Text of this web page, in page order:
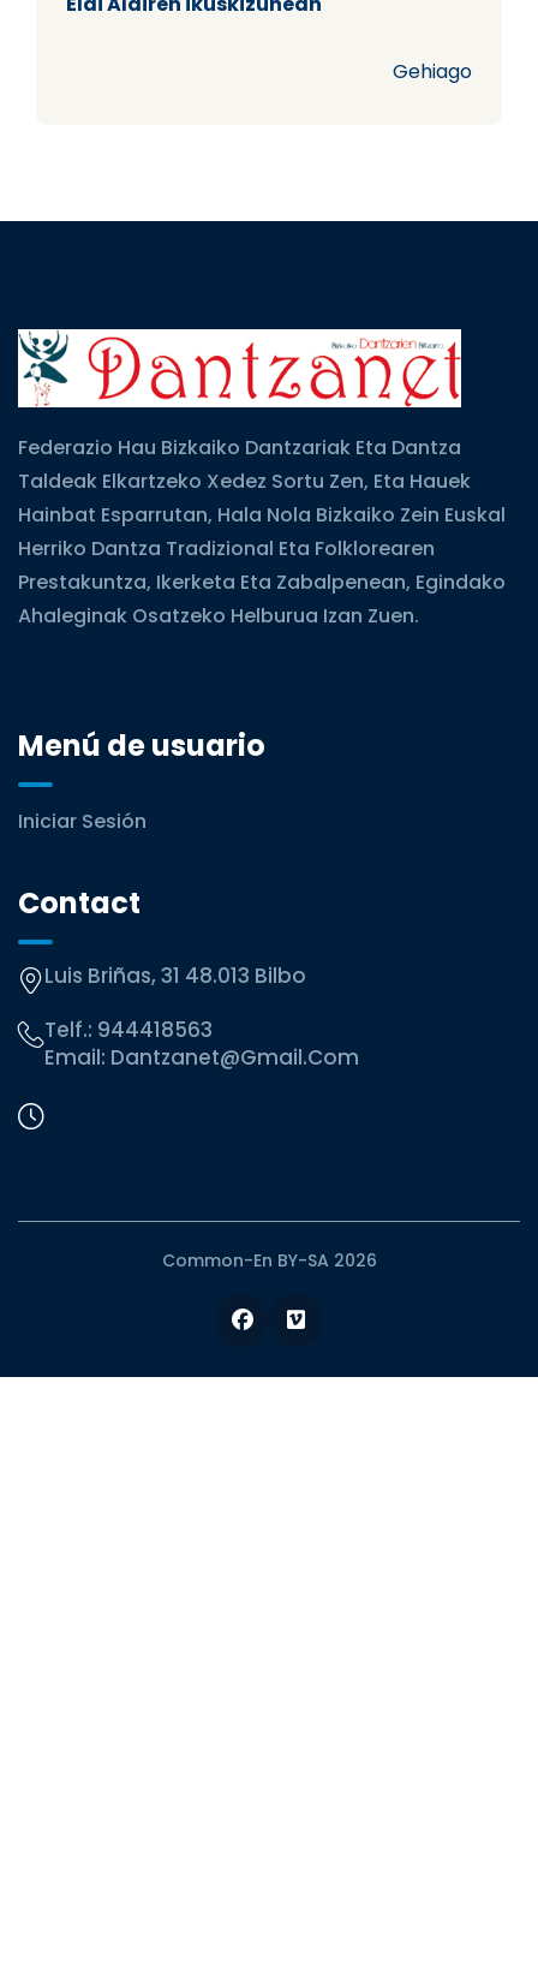
Gehiago
Federazio Hau Bizkaiko Dantzariak Eta Dantza
Taldeak Elkartzeko Xedez Sortu Zen, Eta Hauek
Hainbat Esparrutan, Hala Nola Bizkaiko Zein Euskal
Herriko Dantza Tradizional Eta Folklorearen
Prestakuntza, Ikerketa Eta Zabalpenean, Egindako
Ahaleginak Osatzeko Helburua Izan Zuen.
Menú de usuario
Iniciar Sesión
Contact
Luis Briñas, 31 48.013 Bilbo
Telf.: 944418563
Email: Dantzanet@gmail.com
Common-En BY-SA 2026
Facebook
Vimeo